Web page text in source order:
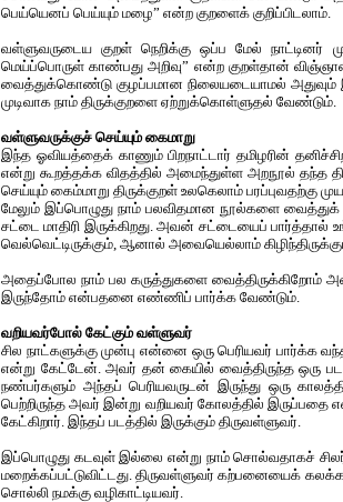
பெய்யெனப் பெய்யும் மழை” என்ற குறளைக் குறிப்பிடலாம்.
வள்ளுவருடைய குறள் நெறிக்கு ஒப்ப மேல் நாட்டினர்
மெய்ப்பொருள் காண்பது அறிவு” என்ற குறள்தான்
வைத்துக்கொண்டு குழப்பமான நிலையடையாமல் அதுவும்
முடிவாக நாம் திருக்குறளை ஏற்றுக்கொள்ளுதல் வேண்டும்.
வள்ளுவருக்குச் செய்யும் கைமாறு
இந்த ஓவியத்தைக் காணும் பிறநாட்டார் தமிழரின்
என்று கூறத்தக்க விதத்தில் அமைந்துள்ள அறநூல் தந்த
செய்யும் கைம்மாறு திருக்குறள் உலகெலாம் பரப்புவதற்கு
மேலும் இப்பொழுது நாம் பலவிதமான நூல்களை வைத்துக்
சட்டை மாதிரி இருக்கிறது. அவன் சட்டையைப் பார்த்தால்
வெல்வெட்டிருக்கும், ஆனால் அவையெல்லாம்
அதைப்போல நாம் பல கருத்துகளை வைத்திருக்கிறோம்
இருந்தோம் என்பதனை எண்ணிப் பார்க்க வேண்டும்.
வறியவர்போல் கேட்கும் வள்ளுவர்
சில நாட்களுக்கு முன்பு என்னை ஒரு பெரியவர் பார்க்க
என்று கேட்டேன். அவர் தன் கையில் வைத்திருந்த ஒரு
நண்பர்களும் அந்தப் பெரியவருடன் இருந்து ஒரு
பெற்றிருந்த அவர் இன்று வறியவர் கோலத்தில் இருப்பதை
கேட்கிறார். இந்தப் படத்தில் இருக்கும் திருவள்ளுவர்.
இப்பொழுது கடவுள் இல்லை என்று நாம் சொல்வதாகச்
மறைக்கப்பட்டுவிட்டது. திருவள்ளுவர் கற்பனையைக்
சொல்லி நமக்கு வழிகாட்டியவர்.